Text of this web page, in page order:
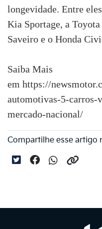
longevidade. Entre
Kia Sportage, a
Saveiro e o Honda
Saiba Mais
em https://
automotivas-5-carros-
mercado-nacional/
Compartilhe esse artigo